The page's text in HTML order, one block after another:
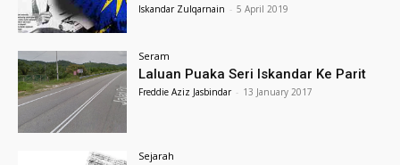
Iskandar Zulqarnain - 5 April 2019
Seram
Laluan Puaka Seri Iskandar Ke Parit
Freddie Aziz Jasbindar - 13 January 2017
Sejarah